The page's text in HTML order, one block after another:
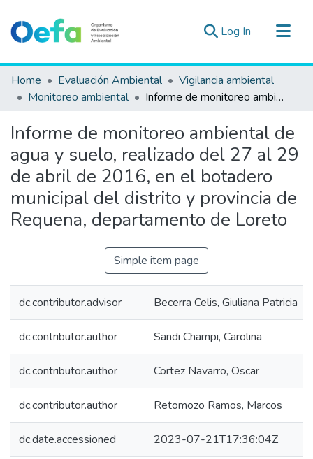
Log In (current)
Communities & Collections
All of DSpace
Estad. Externas
Guias ▾
Home Evaluación Ambiental
Vigilancia ambiental
Monitoreo ambiental
Informe de monitoreo ambiental de agua y suelo, realizado del 27 al 29 de abril de 2016, en el botadero municipal del distrito y provincia de Requena, departamento de Loreto
Informe de monitoreo ambiental de
agua y suelo, realizado del 27 al 29
de abril de 2016, en el botadero
municipal del distrito y provincia de
Requena, departamento de Loreto
Simple item page
dc.contributor.advisor Becerra Celis, Giuliana Patricia
dc.contributor.author Sandi Champi, Carolina
dc.contributor.author Cortez Navarro, Oscar
dc.contributor.author Retomozo Ramos, Marcos
dc.date.accessioned 2023-07-21T17:36:04Z